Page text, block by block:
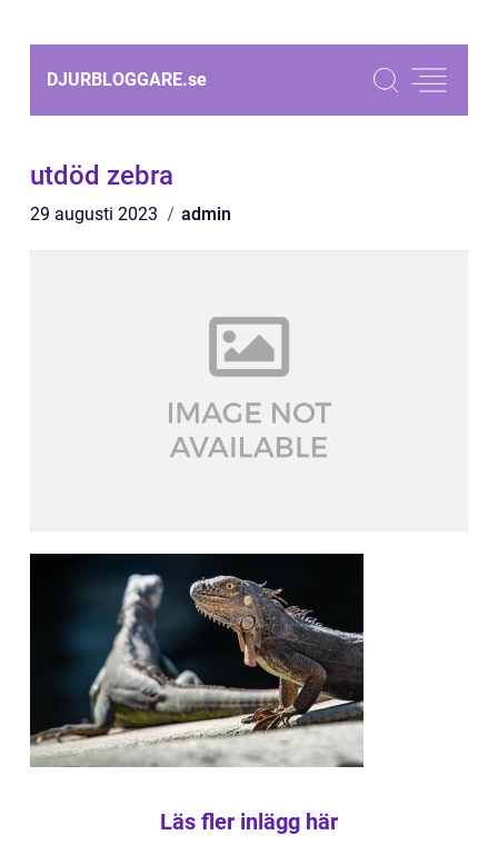
DJURBLOGGARE.se
utdöd zebra
29 augusti 2023 admin
Läs fler inlägg här